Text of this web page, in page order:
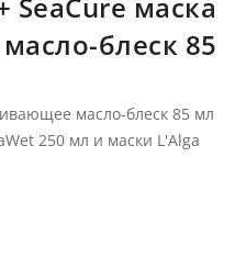
блеск 85
масло-блеск 85 мл
250 мл и маски L'Alga